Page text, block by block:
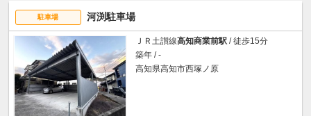
駐車場 河渕駐車場
ＪＲ土讃線高知商業前駅 / 徒歩15分
築年 / -
高知県高知市西塚ノ原